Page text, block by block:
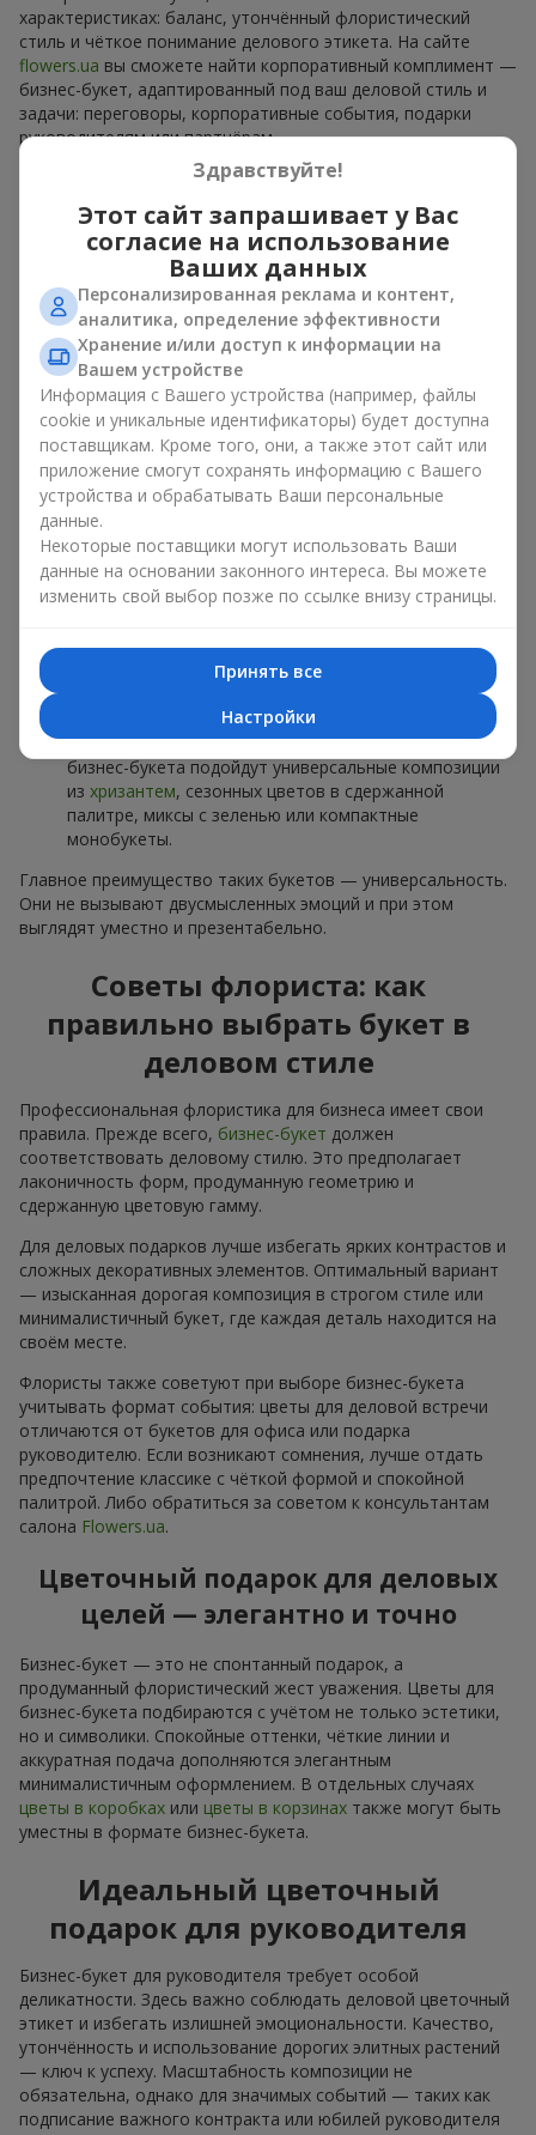
15 красных роз
1 941 грн
Заказать
Букет "25 красных и белых
роз"
Заказать
Фонтан шаров "Шарм"
хризантем
999 грн
Букет "Королева
1 374 грн
Заказать
2 199 грн
Заказать
Наши достижения
Доставка цветов года в Украине
«Выбор страны»
2026 год
Лучший цветочный магазин
2026 год
Доставка цветов года в Украине
«Выбор страны»
2025 год
Сервис доставки цветов
2025 год
Только что доставили
Букет роз "Моей милашке!"
Киев
Здравствуйте!
Этот сайт запрашивает у Вас
согласие на использование
Ваших данных
Персонализированная реклама и контент,
аналитика, определение эффективности
Хранение и/или доступ к информации на
Вашем устройстве
Информация с Вашего устройства (например, файлы
cookie и уникальные идентификаторы) будет доступна
поставщикам. Кроме того, они, а также этот сайт или
приложение смогут сохранять информацию с Вашего
устройства и обрабатывать Ваши персональные
данные.
Некоторые поставщики могут использовать Ваши
данные на основании законного интереса. Вы можете
изменить свой выбор позже по ссылке внизу страницы.
Принять все
Настройки